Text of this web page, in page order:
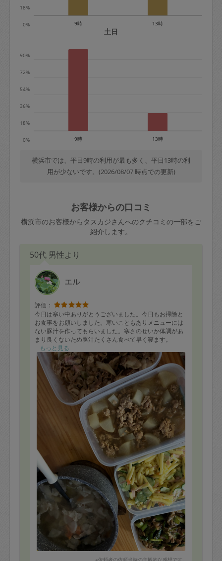
※キャンセル料金の設定について：
0%
18%
9時 13時
土日
0%
18%
36%
54%
72%
90%
9時 13時
横浜市では、平日9時の利用が最も多く、平日13時の利
用が少ないです。(2026/08/07 時点での更新)
お客様からの口コミ
横浜市のお客様からタスカジさんへのクチコミの一部をご
紹介します。
50代 男性より
エル
評価：
今日は寒い中ありがとうございました。今日もお掃除と
お食事をお願いしました。寒いこともありメニューには
ない豚汁を作ってもらいました。寒さのせいか体調があ
まり良くないため豚汁たくさん食べて早く寝ます。
もっと見る
※依頼者の依頼当時の主観的な感想です。